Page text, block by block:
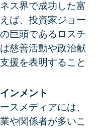
ス界で成功した富
ば、投資家ジョー
巨頭であるロスチ
慈善活動や政治献
援を表明すること
ンメント
スメディアには、
や関係者が多いこ